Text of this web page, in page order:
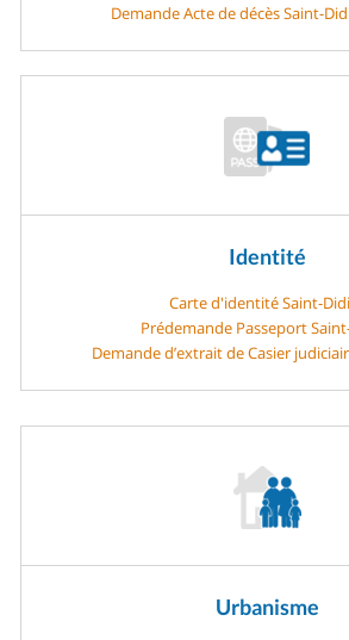
Demande Acte de décès Saint-
Identité
Carte d'identité Saint-
Prédemande Passeport
Demande d’extrait de Casier
Urbanisme